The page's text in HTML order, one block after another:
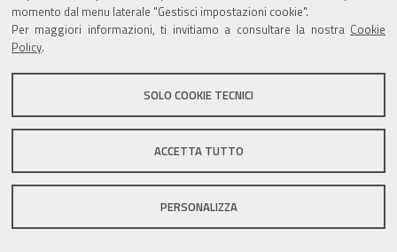
momento dal menu laterale "Gestisci impostazioni cookie".
Per maggiori informazioni, ti invitiamo a consultare la nostra Cookie
Policy.
SOLO COOKIE TECNICI
ACCETTA TUTTO
PERSONALIZZA
Sito istituzionale Comune di Zola Predosa
DPO|Accessibilità